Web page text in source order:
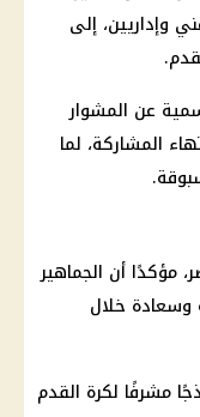
وإداريين، إلى
.
عن المشوار
المشاركة، لما
، مؤكدًا أن الجماهير
وسعادة خلال
مشرفًا لكرة القدم